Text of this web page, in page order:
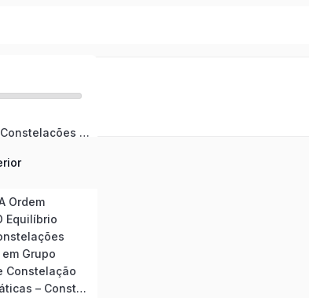
Módulo 1: Introdução às Constelações Familiares
Ordem
Equilíbrio
Grupo
Constelação
Módulo 4: Aplicações Práticas – Constelações para Problemas Familiares